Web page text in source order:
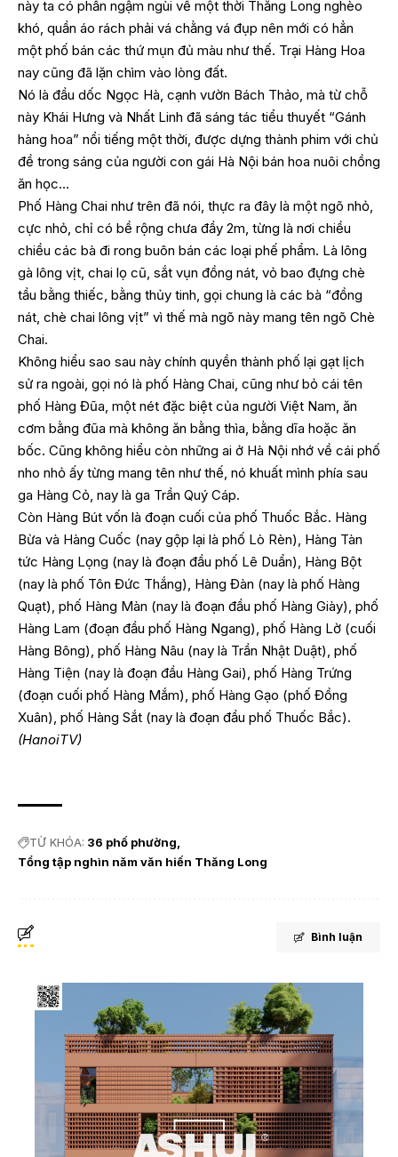
này ta có phần ngậm ngùi về một thời Thăng Long nghèo
khó, quần áo rách phải vá chằng vá đụp nên mới có hẳn
một phố bán các thứ mụn đủ màu như thế. Trại Hàng Hoa
nay cũng đã lặn chìm vào lòng đất.
Nó là đầu dốc Ngọc Hà, cạnh vườn Bách Thảo, mà từ chỗ
này Khái Hưng và Nhất Linh đã sáng tác tiểu thuyết “Gánh
hàng hoa” nổi tiếng một thời, được dựng thành phim với chủ
đề trong sáng của người con gái Hà Nội bán hoa nuôi chồng
ăn học…
Phố Hàng Chai như trên đã nói, thực ra đây là một ngõ nhỏ,
cực nhỏ, chỉ có bề rộng chưa đầy 2m, từng là nơi chiều
chiều các bà đi rong buôn bán các loại phế phẩm. Là lông
gà lông vịt, chai lọ cũ, sắt vụn đồng nát, vỏ bao đựng chè
tầu bằng thiếc, bằng thủy tinh, gọi chung là các bà “đồng
nát, chè chai lông vịt” vì thế mà ngõ này mang tên ngõ Chè
Chai.
Không hiểu sao sau này chính quyền thành phố lại gạt lịch
sử ra ngoài, gọi nó là phố Hàng Chai, cũng như bỏ cái tên
phố Hàng Đũa, một nét đặc biệt của người Việt Nam, ăn
cơm bằng đũa mà không ăn bằng thìa, bằng dĩa hoặc ăn
bốc. Cũng không hiểu còn những ai ở Hà Nội nhớ về cái phố
nho nhỏ ấy từng mang tên như thế, nó khuất mình phía sau
ga Hàng Cỏ, nay là ga Trần Quý Cáp.
Còn Hàng Bút vốn là đoạn cuối của phố Thuốc Bắc. Hàng
Bừa và Hàng Cuốc (nay gộp lại là phố Lò Rèn), Hàng Tàn
tức Hàng Lọng (nay là đoạn đầu phố Lê Duẩn), Hàng Bột
(nay là phố Tôn Đức Thắng), Hàng Đàn (nay là phố Hàng
Quạt), phố Hàng Màn (nay là đoạn đầu phố Hàng Giày), phố
Hàng Lam (đoạn đầu phố Hàng Ngang), phố Hàng Lờ (cuối
Hàng Bông), phố Hàng Nâu (nay là Trần Nhật Duật), phố
Hàng Tiện (nay là đoạn đầu Hàng Gai), phố Hàng Trứng
(đoạn cuối phố Hàng Mắm), phố Hàng Gạo (phố Đồng
Xuân), phố Hàng Sắt (nay là đoạn đầu phố Thuốc Bắc).
(HanoiTV)
TỪ KHÓA: 36 phố phường
Tổng tập nghìn năm văn hiến Thăng Long
Bình luận